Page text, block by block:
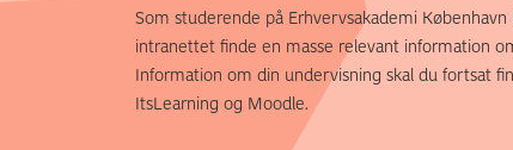
Som studerende på Erhvervsakademi København
intranettet finde en masse relevant information
Information om din undervisning skal du fortsat
ItsLearning og Moodle.